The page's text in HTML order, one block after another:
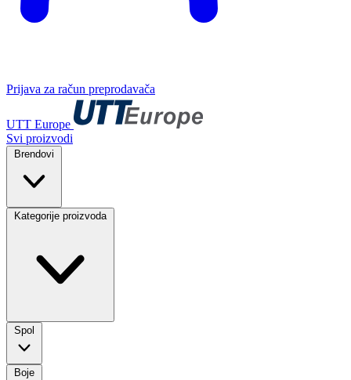
Prijava za račun preprodavača
UTT Europe
Svi proizvodi
Brendovi
Kategorije proizvoda
Spol
Boje